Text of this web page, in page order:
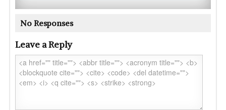
No Responses
Leave a Reply